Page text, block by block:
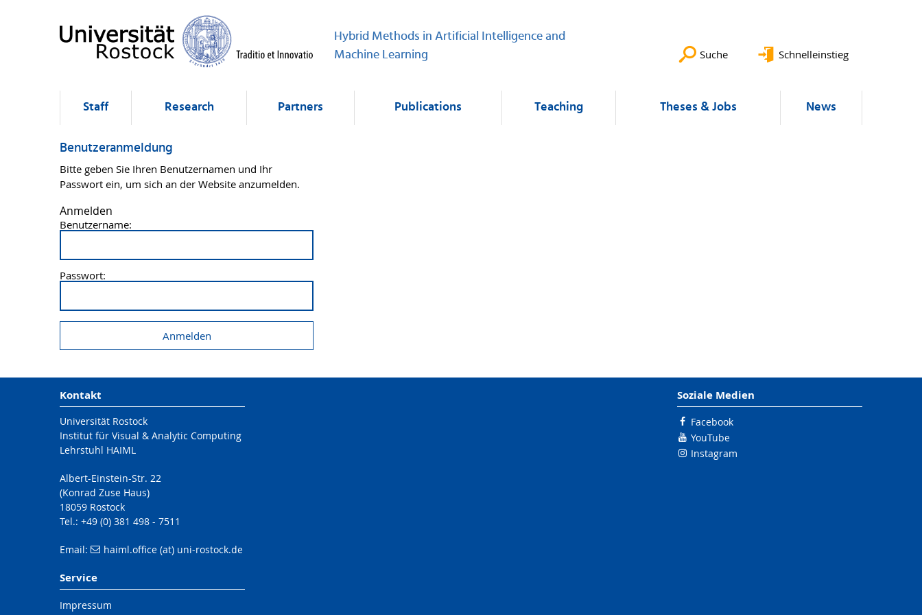
Hybrid Methods in Artificial Intelligence and
Machine Learning
Suche Schnelleinstieg
Staff Research Partners Publications Teaching Theses & Jobs News
Benutzeranmeldung
Bitte geben Sie Ihren Benutzernamen und Ihr
Passwort ein, um sich an der Website anzumelden.
Anmelden
Benutzername:
Passwort:
Kontakt
Universität Rostock
Institut für Visual & Analytic Computing
Lehrstuhl HAIML
Albert-Einstein-Str. 22
(Konrad Zuse Haus)
18059 Rostock
Tel.: +49 (0) 381 498 - 7511
Email: haiml.office (at) uni-rostock.de
Service
Impressum
Soziale Medien
Facebook
YouTube
Instagram